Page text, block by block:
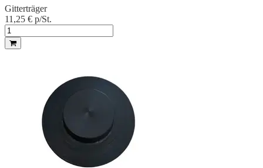
Gitterträger
11,25 € p/St.